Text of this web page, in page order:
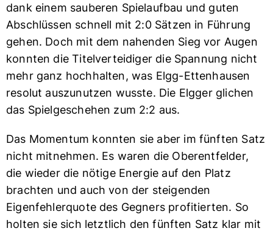
dank einem sauberen Spielaufbau und guten
Abschlüssen schnell mit 2:0 Sätzen in Führung
gehen. Doch mit dem nahenden Sieg vor Augen
konnten die Titelverteidiger die Spannung nicht
mehr ganz hochhalten, was Elgg-Ettenhausen
resolut auszunutzen wusste. Die Elgger glichen
das Spielgeschehen zum 2:2 aus.
Das Momentum konnten sie aber im fünften Satz
nicht mitnehmen. Es waren die Oberentfelder,
die wieder die nötige Energie auf den Platz
brachten und auch von der steigenden
Eigenfehlerquote des Gegners profitierten. So
holten sie sich letztlich den fünften Satz klar mit